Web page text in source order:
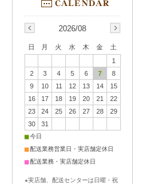
2026/08
日 月 火 水 木 金
土
1
2
3 4 5 6 7
8
9
10 11 12 13 14
15
16
17 18 19 20 21
22
23
24 25 26 27 28
29
30
31
■今日
■配送業務営業日・実店舗定休日
■配送業務・実店舗定休日
★実店舗、配送センターは日曜・祝